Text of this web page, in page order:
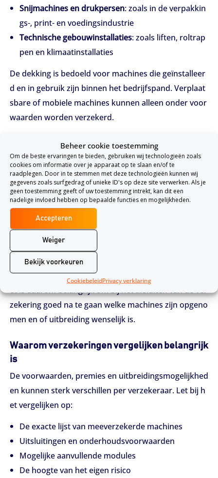
Beheer cookie toestemming
Om de beste ervaringen te bieden, gebruiken wij technologieën zoals
cookies om informatie over je apparaat op te slaan en/of te
raadplegen. Door in te stemmen met deze technologieën kunnen wij
gegevens zoals surfgedrag of unieke ID's op deze site verwerken. Als je
geen toestemming geeft of uw toestemming intrekt, kan dit een
nadelige invloed hebben op bepaalde functies en mogelijkheden.
Accepteren
Weiger
Bekijk voorkeuren
CookiebeleidPrivacy verklaring
Snijmachines en drukpersen: zoals in de verpakkin
gs-, print- en voedingsindustrie
Technische gebouwinstallaties: zoals liften, roltrap
pen en klimaatinstallaties
De dekking is bedoeld voor machines die geïnstalleer
d en in gebruik zijn binnen het bedrijfspand. Verplaat
sbare of mobiele machines kunnen alleen onder voor
waarden worden verzekerd.
Mogelijkheid tot uitbreiding van de dekking
Sommige verzekeraars bieden aanvullende dekkinge
n aan, bijvoorbeeld voor:
Huur van vervangende machines bij uitval
Schade tijdens montage of transport
Bedrijfsschade als gevolg van machine-uitval
Uitbreiding naar elektronische installaties of bestu
ringssystemen
Deze uitbreidingen zijn niet standaard inbegrepen. H
et is daarom belangrijk om bij het afsluiten van de ver
zekering goed na te gaan welke machines zijn opgeno
men en of uitbreiding wenselijk is.
Waarom verzekeringen vergelijken belangrijk
is
De voorwaarden, premies en uitbreidingsmogelijkhed
en kunnen sterk verschillen per verzekeraar. Let bij h
et vergelijken op:
De exacte lijst van meeverzekerde machines
Uitsluitingen en onderhoudsvoorwaarden
Mogelijke aanvullende modules
De hoogte van het eigen risico